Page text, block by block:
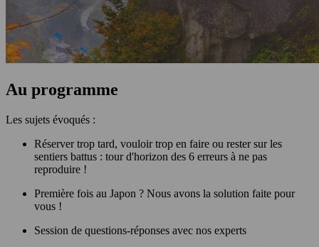
Au programme
Les sujets évoqués :
Réserver trop tard, vouloir trop en faire ou rester sur les
sentiers battus : tour d'horizon des 6 erreurs à ne pas
reproduire !
Première fois au Japon ? Nous avons la solution faite pour
vous !
Session de questions-réponses avec nos experts